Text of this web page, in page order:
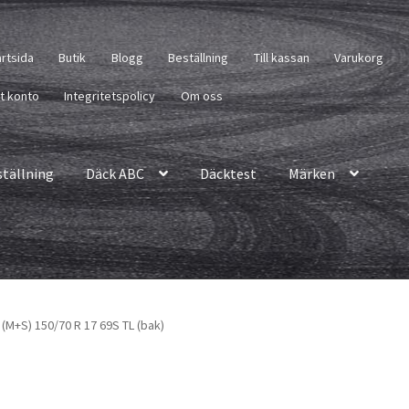
Butik Blogg Beställning Till kassan Varukorg
konto Integritetspolicy Om oss
Däck ABC Däcktest Märken
150/70 R 17 69S TL (bak)